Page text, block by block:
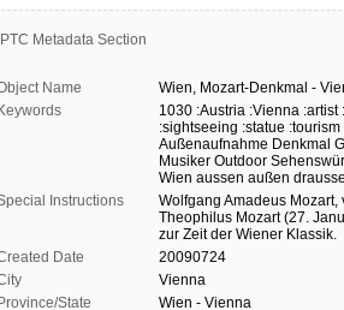
IPTC Metadata Section
Name Wien, Mozart-Denkmal -
Keywords
1030 :Austria :Vienna :artist
:sightseeing :statue :tourism
Außenaufnahme Denkmal
Musiker Outdoor
Wien aussen außen
Instructions
Wolfgang Amadeus Mozart,
Theophilus Mozart (27.
zur Zeit der Wiener Klassik.
Date
20090724
Vienna
Province/State
Wien - Vienna